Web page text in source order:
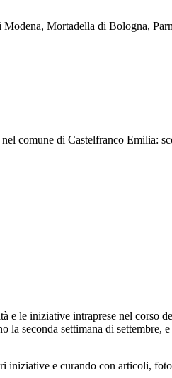
Mortadella di Bologna,
comune di Castelfranco Emilia:
le iniziative intraprese nel corso
la seconda settimana di settembre,
e curando con articoli,